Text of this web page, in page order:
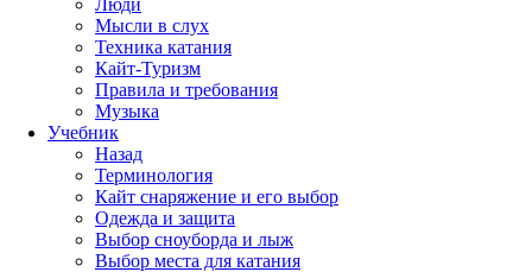
Люди
Мысли в слух
Техника катания
Кайт-Туризм
Правила и требования
Музыка
Учебник
Назад
Терминология
Кайт снаряжение и его выбор
Одежда и защита
Выбор сноуборда и лыж
Выбор места для катания